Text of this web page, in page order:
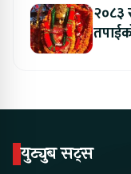
२०८३
युट्युब सट्स